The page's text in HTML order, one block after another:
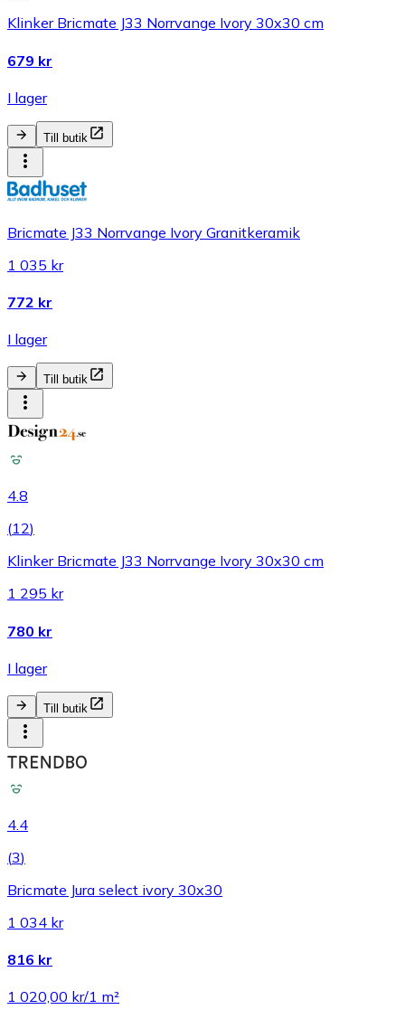
Klinker Bricmate J33 Norrvange Ivory 30x30 cm
679 kr
I lager
Till butik
Bricmate J33 Norrvange Ivory Granitkeramik
1 035 kr
772 kr
I lager
Till butik
4.8
(12)
Klinker Bricmate J33 Norrvange Ivory 30x30 cm
1 295 kr
780 kr
I lager
Till butik
4.4
(3)
Bricmate Jura select ivory 30x30
1 034 kr
816 kr
1 020,00 kr/1 m²